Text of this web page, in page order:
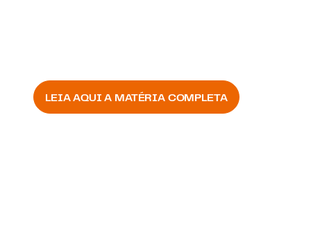
LEIA AQUI A MATÉRIA COMPLETA